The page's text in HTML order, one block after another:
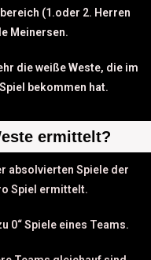
(1.oder 2. Herren
Meinersen.
die weiße Weste, die im
bekommen hat.
ermittelt?
absolvierten Spiele der
Spiel ermittelt.
0“ Spiele eines Teams.